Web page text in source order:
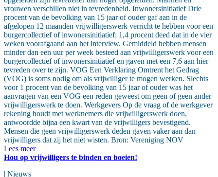
vrouwen verschillen niet in tevredenheid. Inwonersinitiatief Drie
procent van de bevolking van 15 jaar of ouder gaf aan in de
afgelopen 12 maanden vrijwilligerswerk verricht te hebben voor een
burgercollectief of inwonersinitiatief; 1,4 procent deed dat in de vier
weken voorafgaand aan het interview. Gemiddeld hebben mensen
minder dan een uur per week besteed aan vrijwilligerswerk voor een
burgercollectief of inwonersinitiatief en gaven met een 7,6 aan hier
tevreden over te zijn. VOG Een Verklaring Omtrent het Gedrag
(VOG) is soms nodig om als vrijwilliger te mogen werken. Slechts
voor 1 procent van de bevolking van 15 jaar of ouder was het
aanvragen van een VOG een reden geweest om geen of geen ander
vrijwilligerswerk te doen. Werkgevers Op de vraag of de werkgever
rekening houdt met werknemers die vrijwilligerswerk doen,
antwoordde bijna een kwart van de vrijwilligers bevestigend.
Mensen die geen vrijwilligerswerk deden gaven vaker aan dan
vrijwilligers dat zij het niet wisten. Bron: Vereniging NOV
Lees meer
Hou op vrijwilligers te binden en boeien!
| Nieuws